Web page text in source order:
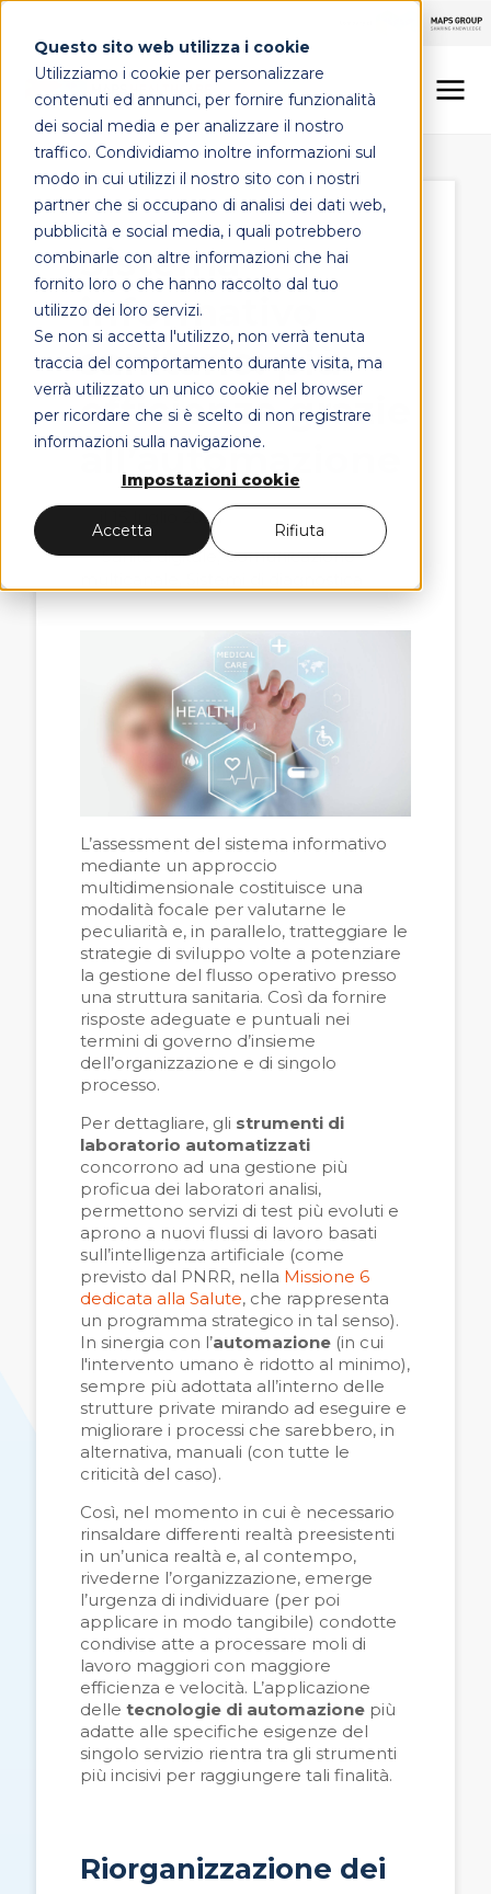
Questo sito web utilizza i cookie
Utilizziamo i cookie per personalizzare
contenuti ed annunci, per fornire funzionalità
dei social media e per analizzare il nostro
traffico. Condividiamo inoltre informazioni sul
modo in cui utilizzi il nostro sito con i nostri
partner che si occupano di analisi dei dati web,
pubblicità e social media, i quali potrebbero
combinarle con altre informazioni che hai
fornito loro o che hanno raccolto dal tuo
utilizzo dei loro servizi.
Se non si accetta l'utilizzo, non verrà tenuta
traccia del comportamento durante visita, ma
verrà utilizzato un unico cookie nel browser
per ricordare che si è scelto di non registrare
informazioni sulla navigazione.
Impostazioni cookie
Accetta Rifiuta
LINEE DI OFFERTA
MAPS HEALTHCARE
FOCUS
CONTATTI
Sistema
informativo
sanitario: più
efficienza grazie
all’automazione
il 15 luglio 2024
Sanità digitale, Comunicazione
L’assessment del sistema informativo
mediante un approccio
multidimensionale costituisce una
modalità focale per valutarne le
peculiarità e, in parallelo, tratteggiare le
strategie di sviluppo volte a potenziare
la gestione del flusso operativo presso
una struttura sanitaria. Così da fornire
risposte adeguate e puntuali nei
termini di governo d’insieme
dell’organizzazione e di singolo
processo.
Per dettagliare, gli strumenti di
laboratorio automatizzati
concorrono ad una gestione più
proficua dei laboratori analisi,
permettono servizi di test più evoluti e
aprono a nuovi flussi di lavoro basati
sull’intelligenza artificiale (come
previsto dal PNRR, nella Missione 6
dedicata alla Salute, che rappresenta
un programma strategico in tal senso).
In sinergia con l’automazione (in cui
l'intervento umano è ridotto al minimo),
sempre più adottata all’interno delle
strutture private mirando ad eseguire e
migliorare i processi che sarebbero, in
alternativa, manuali (con tutte le
criticità del caso).
Così, nel momento in cui è necessario
rinsaldare differenti realtà preesistenti
in un’unica realtà e, al contempo,
rivederne l’organizzazione, emerge
l’urgenza di individuare (per poi
applicare in modo tangibile) condotte
condivise atte a processare moli di
lavoro maggiori con maggiore
efficienza e velocità. L’applicazione
delle tecnologie di automazione più
adatte alle specifiche esigenze del
singolo servizio rientra tra gli strumenti
più incisivi per raggiungere tali finalità.
Riorganizzazione dei